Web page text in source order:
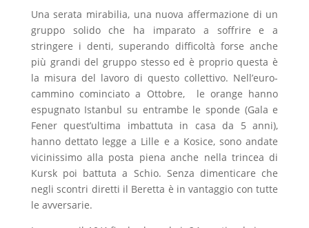
Una serata mirabilia, una nuova affermazione di un
gruppo solido che ha imparato a soffrire e a
stringere i denti, superando difficoltà forse anche
più grandi del gruppo stesso ed è proprio questa è
la misura del lavoro di questo collettivo. Nell’euro-
cammino cominciato a Ottobre, le orange hanno
espugnato Istanbul su entrambe le sponde (Gala e
Fener quest’ultima imbattuta in casa da 5 anni),
hanno dettato legge a Lille e a Kosice, sono andate
vicinissimo alla posta piena anche nella trincea di
Kursk poi battuta a Schio. Senza dimenticare che
negli scontri diretti il Beretta è in vantaggio con tutte
le avversarie.